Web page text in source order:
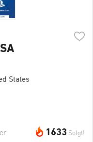
States
1633 Solgt!